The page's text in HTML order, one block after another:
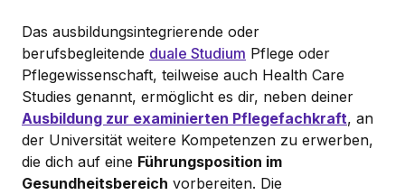
Das ausbildungsintegrierende oder
berufsbegleitende duale Studium Pflege oder
Pflegewissenschaft, teilweise auch Health Care
Studies genannt, ermöglicht es dir, neben deiner
Ausbildung zur examinierten Pflegefachkraft, an
der Universität weitere Kompetenzen zu erwerben,
die dich auf eine Führungsposition im
Gesundheitsbereich vorbereiten. Die